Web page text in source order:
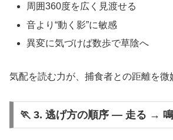
周囲360度を広く見渡せる
音より“動く影”に敏感
異変に気づけば数歩で草陰へ
気配を読む力が、捕食者との距離を微
🏃 3. 逃げ方の順序 ― 走る →